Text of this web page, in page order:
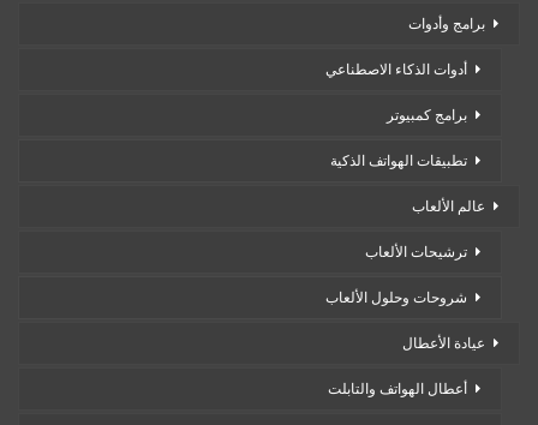
برامج وأدوات
أدوات الذكاء الاصطناعي
برامج كمبيوتر
تطبيقات الهواتف الذكية
عالم الألعاب
ترشيحات الألعاب
شروحات وحلول الألعاب
عيادة الأعطال
أعطال الهواتف والتابلت